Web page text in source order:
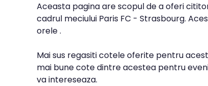
Aceasta pagina are scopul de a oferi
cadrul meciului Paris FC - Strasbourg.
orele .
Mai sus regasiti cotele oferite pentru
mai bune cote dintre acestea pentru
va intereseaza.